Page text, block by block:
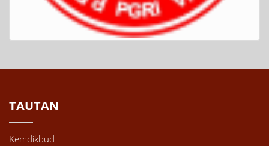
TAUTAN
Kemdikbud